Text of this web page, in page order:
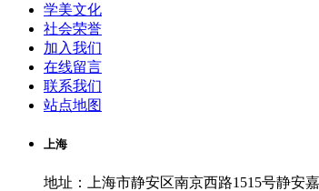
学美文化
社会荣誉
加入我们
在线留言
联系我们
站点地图
上海
地址：上海市静安区南京西路1515号静安